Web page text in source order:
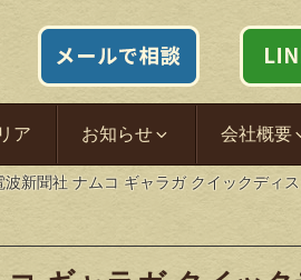
ア お知らせ 会社概要
新聞社 ナムコ ギャラガ クイックディス